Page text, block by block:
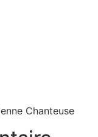
Chanteuse